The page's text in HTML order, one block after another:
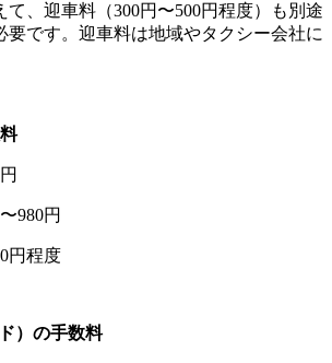
て、迎車料（300円〜500円程度）も別途
要です。迎車料は地域やタクシー会社に
980円
円程度
）の手数料